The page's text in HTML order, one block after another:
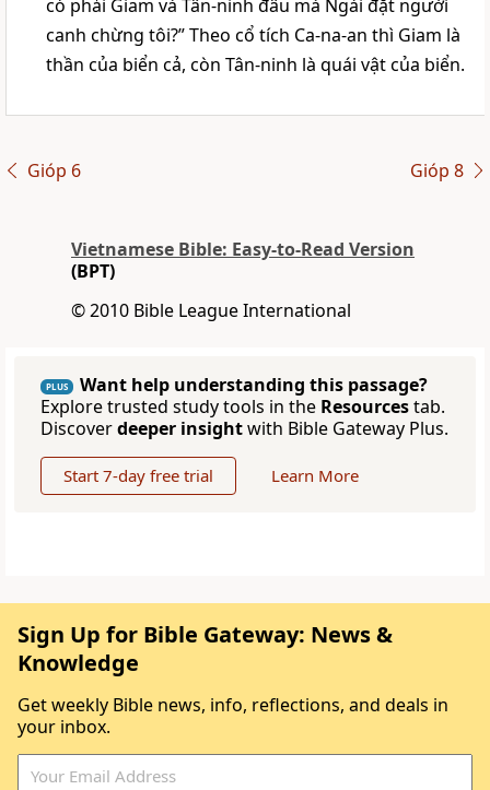
có phải Giam và Tân-ninh đâu mà Ngài đặt người
canh chừng tôi?” Theo cổ tích Ca-na-an thì Giam là
thần của biển cả, còn Tân-ninh là quái vật của biển.
Gióp 6 Gióp 8
Vietnamese Bible: Easy-to-Read Version
(BPT)
© 2010 Bible League International
PLUS
Want help understanding this passage?
Explore trusted study tools in the Resourcestab.
Discoverdeeper insightwith Bible Gateway Plus.
Start 7-day free trial Learn More
Sign Up for Bible Gateway: News &
Knowledge
Get weekly Bible news, info, reflections, and deals in
your inbox.